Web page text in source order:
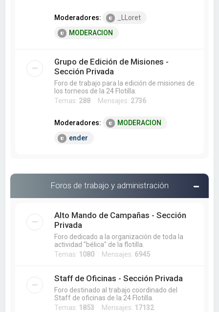
Moderadores:
_LLoret
MODERACION
Grupo de Edición de Misiones -
Sección Privada
Foro de trabajo para la edición de misiones de
los torneos de la 24 Flotilla.
Temas: 288 Mensajes: 2736
Moderadores:
MODERACION
ender
Foros de trabajo y administración
Alto Mando de Campañas - Sección
Privada
Foro dedicado a la organización de toda la
actividad "bélica" de la flotilla.
Temas: 1080 Mensajes: 6945
Staff de Oficinas - Sección Privada
Foro destinado al trabajo coordinado del
Staff de oficinas de la 24 Flotilla.
Temas: 1853 Mensajes: 17132